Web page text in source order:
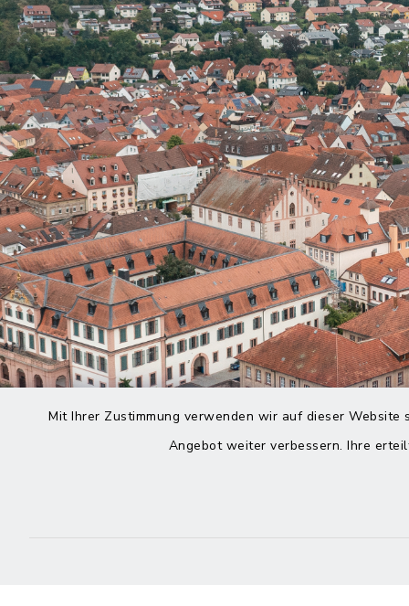
Mit Ihrer Zustimmung verwenden wir auf dieser
Angebot weiter verbessern. Ihre